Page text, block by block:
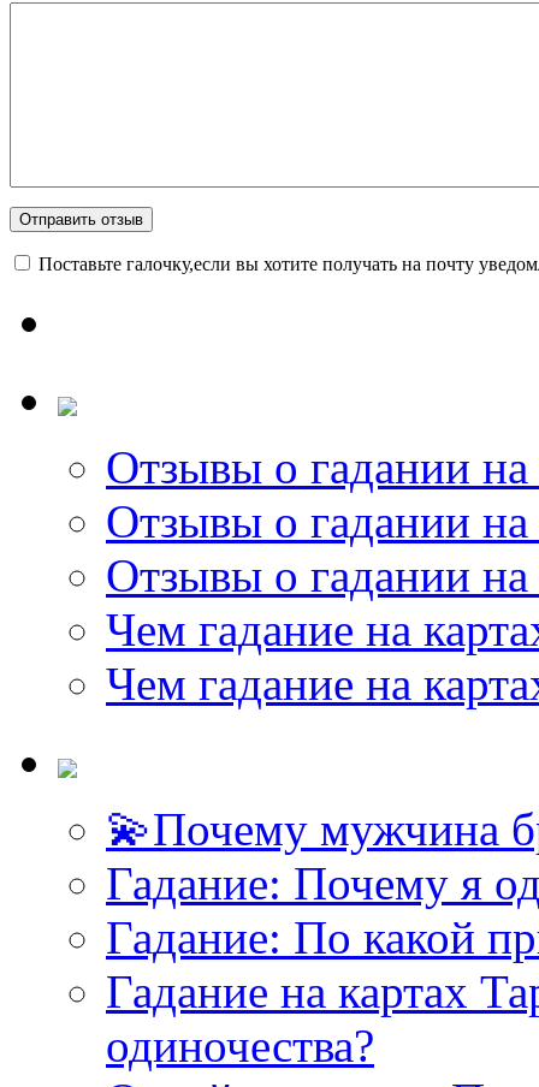
Поставьте галочку,если вы хотите получать на почту
Отзывы о гадании на
Отзывы о гадании на
Отзывы о гадании на
Чем гадание на
Чем гадание на
💫Почему мужчина
Гадание: Почему я
Гадание: По какой
Гадание на картах
одиночества?